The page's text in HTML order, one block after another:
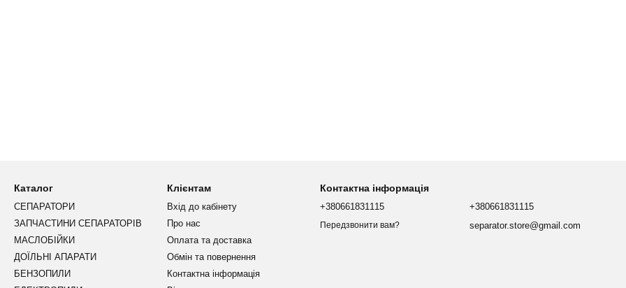
Каталог
СЕПАРАТОРИ
ЗАПЧАСТИНИ СЕПАРАТОРІВ
МАСЛОБІЙКИ
ДОЇЛЬНІ АПАРАТИ
БЕНЗОПИЛИ
Клієнтам
Вхід до кабінету
Про нас
Оплата та доставка
Обмін та повернення
Контактна інформація
Контактна інформація
+380661831115
Передзвонити вам?
+380661831115
separator.store@gmail.com